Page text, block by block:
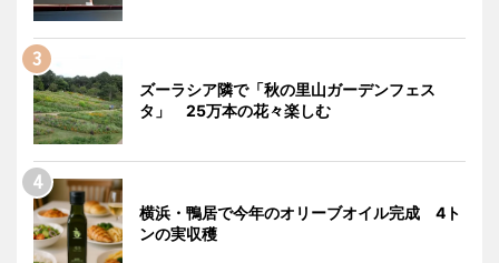
ズーラシア隣で「秋の里山ガーデンフェス
タ」 25万本の花々楽しむ
横浜・鴨居で今年のオリーブオイル完成 4ト
ンの実収穫